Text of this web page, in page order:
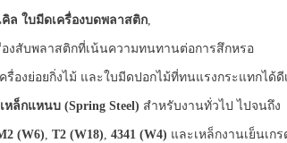
ล ใบมีดเครื่องบดพลาสติก,
งสับพลาสติกที่เน้นความทนทานต่อการสึกหรอ
รื่องย่อยกิ่งไม้ และใบมีดปอกไม้ที่ทนแรงกระแทกได้ดี
เหล็กแหนบ (Spring Steel) สำหรับงานทั่วไป ไปจนถึง
(W6), T2 (W18), 4341 (W4) และเหล็กงานเย็นเกร